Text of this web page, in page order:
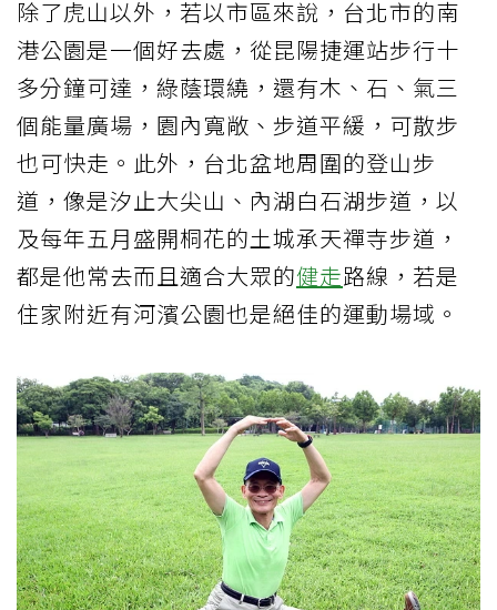
除了虎山以外，若以市區來說，台北市的南
港公園是一個好去處，從昆陽捷運站步行十
多分鐘可達，綠蔭環繞，還有木、石、氣三
個能量廣場，園內寬敞、步道平緩，可散步
也可快走。此外，台北盆地周圍的登山步
道，像是汐止大尖山、內湖白石湖步道，以
及每年五月盛開桐花的土城承天禪寺步道，
都是他常去而且適合大眾的健走路線，若是
住家附近有河濱公園也是絕佳的運動場域。